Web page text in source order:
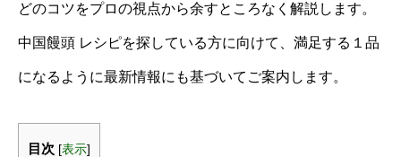
どのコツをプロの視点から余すところなく解説します。
中国饅頭 レシピを探している方に向けて、満足する１品
になるように最新情報にも基づいてご案内します。
目次 [表示]